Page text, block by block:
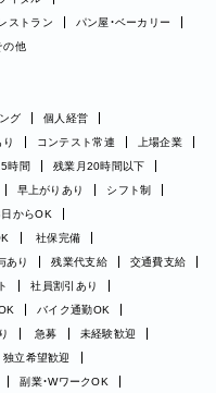
ストラン
パン屋・ベーカリー
の他
グ
個人経営
コンテスト常連
上場企業
時間
残業月20時間以下
早上がりあり
シフト制
日からOK
社保完備
あり 残業代支給
交通費支給
社員割引あり
バイク通勤OK
急募
未経験歓迎
独立希望歓迎
副業・WワークOK